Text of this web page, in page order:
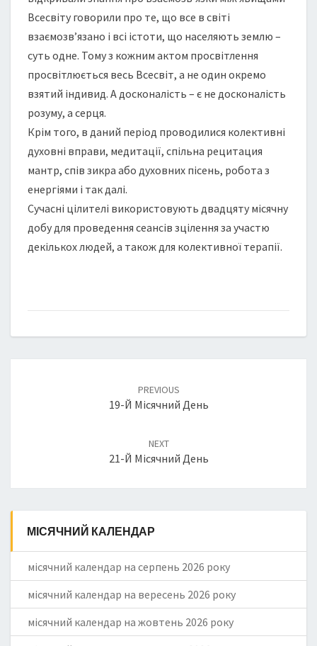
Всесвіту говорили про те, що все в світі
взаємозв’язано і всі істоти, що населяють землю –
суть одне. Тому з кожним актом просвітлення
просвітлюється весь Всесвіт, а не один окремо
взятий індивид. А досконалість – є не досконалість
розуму, а серця.
Крім того, в даний період проводилися колективні
духовні вправи, медитації, спільна рецитация
мантр, спів зикра або духовних пісень, робота з
енергіями і так далі.
Сучасні цілителі використовують двадцяту місячну
добу для проведення сеансів зцілення за участю
декількох людей, а також для колективної терапії.
PREVIOUS
19-Й Місячний День
NEXT
21-Й Місячний День
МІСЯЧНИЙ КАЛЕНДАР
місячний календар на серпень 2026 року
місячний календар на вересень 2026 року
місячний календар на жовтень 2026 року